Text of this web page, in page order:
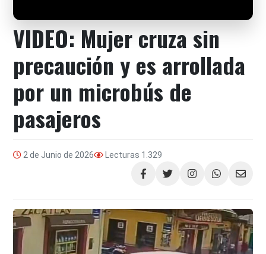
VIDEO: Mujer cruza sin
precaución y es arrollada
por un microbús de
pasajeros
2 de Junio de 2026 Lecturas 1.329
Compartir